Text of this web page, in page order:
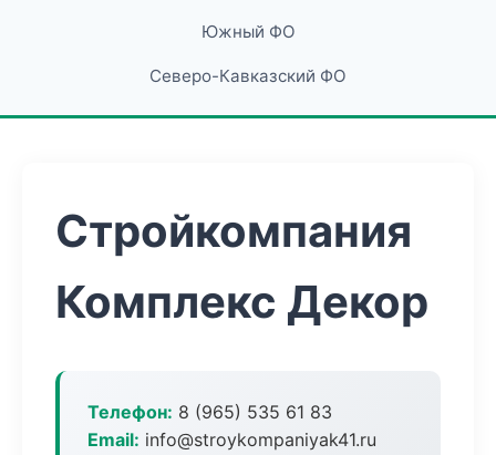
Южный ФО
Северо-Кавказский ФО
Стройкомпания
Комплекс Декор
Телефон: 8 (965) 535 61 83
Email: info@stroykompaniyak41.ru